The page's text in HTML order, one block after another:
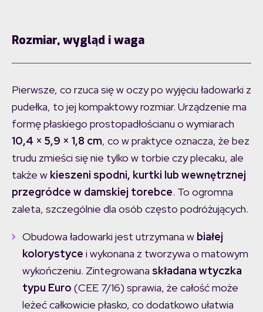
Rozmiar,wygląd i waga
Pierwsze, co rzuca się w oczy po wyjęciu ładowarki z
pudełka, to jej kompaktowy rozmiar. Urządzenie ma
formę płaskiego prostopadłościanu o wymiarach
10,4 × 5,9 × 1,8 cm, co w praktyce oznacza, że bez
trudu zmieści się nie tylko w torbie czy plecaku, ale
także w kieszeni spodni, kurtki lub wewnętrznej
przegródce w damskiej torebce. To ogromna
zaleta, szczególnie dla osób często podróżujących.
Obudowa ładowarki jest utrzymana w białej
kolorystyce i wykonana z tworzywa o matowym
wykończeniu. Zintegrowana składana wtyczka
typu Euro (CEE 7/16) sprawia, że całość może
leżeć całkowicie płasko, co dodatkowo ułatwia